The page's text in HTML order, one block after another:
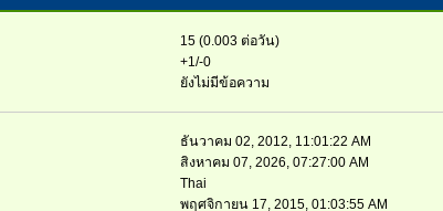
15 (0.003 ต่อวัน)
+1/-0
ยังไม่มีข้อความ
ธันวาคม 02, 2012, 11:01:22 AM
สิงหาคม 07, 2026, 07:27:00 AM
Thai
พฤศจิกายน 17, 2015, 01:03:55 AM